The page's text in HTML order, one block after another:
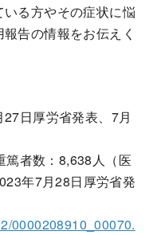
る方やその症状に悩
告の情報をお伝えく
日厚労省発表、7月
者数：8,638人（医
年7月28日厚労省発
0000208910_00070.